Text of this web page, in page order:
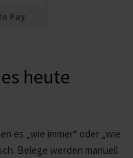
Pay
heute
es „wie immer“ oder „wie
Belege werden manuell